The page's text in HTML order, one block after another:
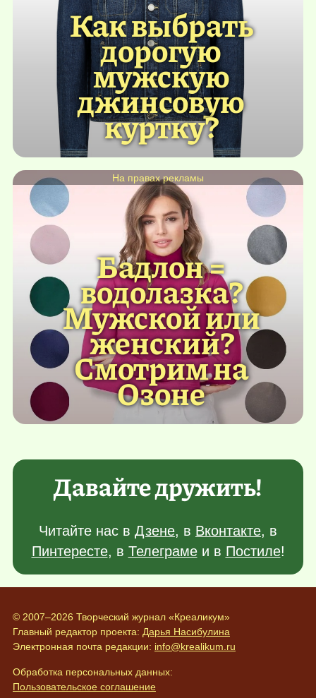
Как выбрать
дорогую
мужскую
джинсовую
куртку?
Бадлон =
водолазка?
Мужской или
женский?
Смотрим на
Озоне
На правах рекламы
Давайте дружить!
Читайте нас в Дзене, в Вконтакте, в
Пинтересте, в Телеграмеи в Постиле!
© 2007–2026 Творческий журнал «Креаликум»
Главный редактор проекта: Дарья Насибулина
Электронная почта редакции: info@krealikum.ru
Обработка персональных данных:
Пользовательское соглашение